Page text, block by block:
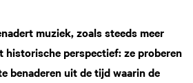
muziek, zoals steeds meer
perspectief: ze proberen
benaderen uit de tijd waarin de